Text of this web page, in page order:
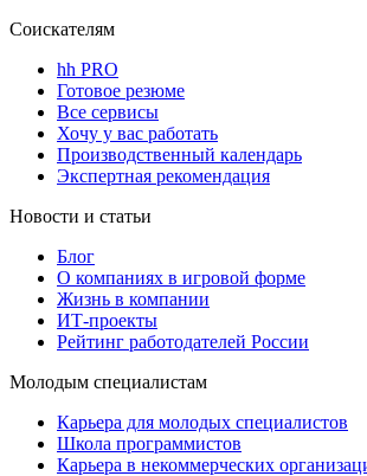
Соискателям
hh PRO
Готовое резюме
Все сервисы
Хочу у вас работать
Производственный календарь
Экспертная рекомендация
Новости и статьи
Блог
О компаниях в игровой форме
Жизнь в компании
ИТ-проекты
Рейтинг работодателей России
Молодым специалистам
Карьера для молодых специалистов
Школа программистов
Карьера в некоммерческих